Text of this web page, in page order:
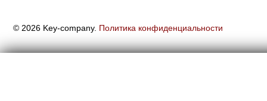
© 2026 Key-company. Политика конфиденциальности